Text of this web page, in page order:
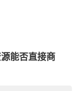
能否直接商